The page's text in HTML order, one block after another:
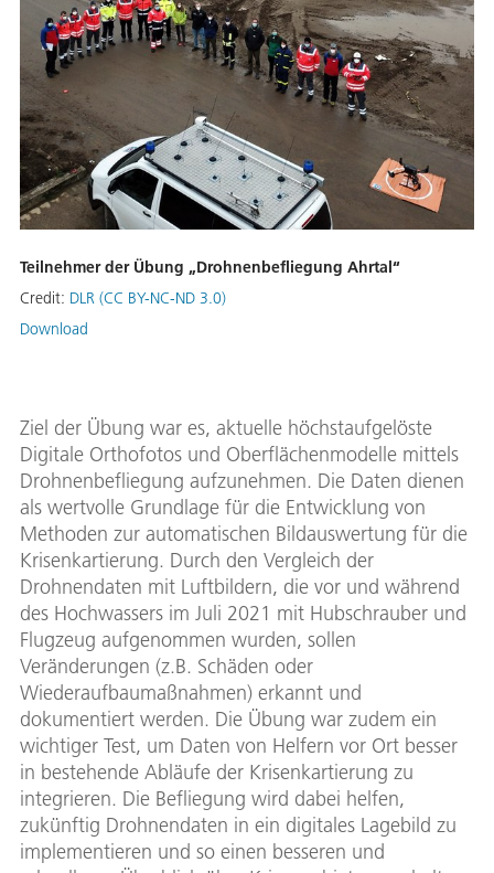
Teilnehmer der Übung „Drohnenbefliegung Ahrtal“
Credit: DLR (CC BY-NC-ND 3.0)
Download
Ziel der Übung war es, aktuelle höchstaufgelöste
Digitale Orthofotos und Oberflächenmodelle mittels
Drohnenbefliegung aufzunehmen. Die Daten dienen
als wertvolle Grundlage für die Entwicklung von
Methoden zur automatischen Bildauswertung für die
Krisenkartierung. Durch den Vergleich der
Drohnendaten mit Luftbildern, die vor und während
des Hochwassers im Juli 2021 mit Hubschrauber und
Flugzeug aufgenommen wurden, sollen
Veränderungen (z.B. Schäden oder
Wiederaufbaumaßnahmen) erkannt und
dokumentiert werden. Die Übung war zudem ein
wichtiger Test, um Daten von Helfern vor Ort besser
in bestehende Abläufe der Krisenkartierung zu
integrieren. Die Befliegung wird dabei helfen,
zukünftig Drohnendaten in ein digitales Lagebild zu
implementieren und so einen besseren und